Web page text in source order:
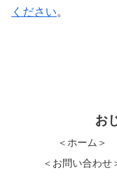
ください。
お
＜ホーム＞
＜お問い合わせ